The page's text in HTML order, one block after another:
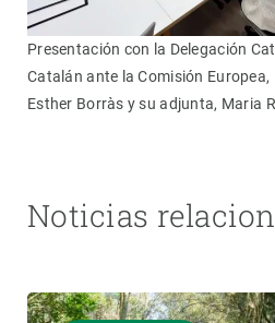
Presentación con la Delegación
Catalán ante la Comisión Europea,
Esther Borràs y su adjunta, Maria
Noticias